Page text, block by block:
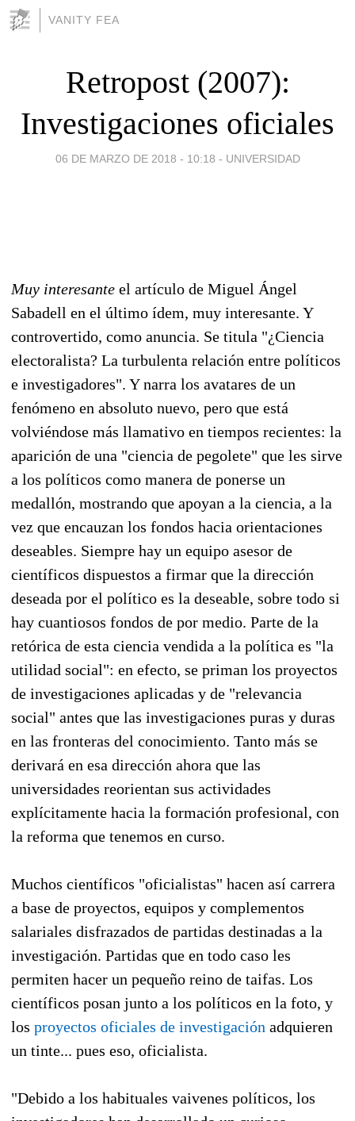
VANITY FEA
Retropost (2007):
Investigaciones oficiales
06 DE MARZO DE 2018 - 10:18 - UNIVERSIDAD
Muy interesante el artículo de Miguel Ángel
Sabadell en el último ídem, muy interesante. Y
controvertido, como anuncia. Se titula "¿Ciencia
electoralista? La turbulenta relación entre políticos
e investigadores". Y narra los avatares de un
fenómeno en absoluto nuevo, pero que está
volviéndose más llamativo en tiempos recientes: la
aparición de una "ciencia de pegolete" que les sirve
a los políticos como manera de ponerse un
medallón, mostrando que apoyan a la ciencia, a la
vez que encauzan los fondos hacia orientaciones
deseables. Siempre hay un equipo asesor de
científicos dispuestos a firmar que la dirección
deseada por el político es la deseable, sobre todo si
hay cuantiosos fondos de por medio. Parte de la
retórica de esta ciencia vendida a la política es "la
utilidad social": en efecto, se priman los proyectos
de investigaciones aplicadas y de "relevancia
social" antes que las investigaciones puras y duras
en las fronteras del conocimiento. Tanto más se
derivará en esa dirección ahora que las
universidades reorientan sus actividades
explícitamente hacia la formación profesional, con
la reforma que tenemos en curso.
Muchos científicos "oficialistas" hacen así carrera
a base de proyectos, equipos y complementos
salariales disfrazados de partidas destinadas a la
investigación. Partidas que en todo caso les
permiten hacer un pequeño reino de taifas. Los
científicos posan junto a los políticos en la foto, y
los proyectos oficiales de investigación adquieren
un tinte... pues eso, oficialista.
"Debido a los habituales vaivenes políticos, los